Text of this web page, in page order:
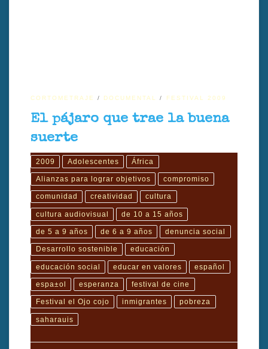
CORTOMETRAJE DOCUMENTAL FESTIVAL 2009
El pájaro que trae la buena
suerte
2009 Adolescentes África
Alianzas para lograr objetivos compromiso
comunidad creatividad cultura
cultura audiovisual de 10 a 15 años
de 5 a 9 años de 6 a 9 años denuncia social
Desarrollo sostenible educación
educación social educar en valores español
espa±ol esperanza festival de cine
Festival el Ojo cojo inmigrantes pobreza
saharauis